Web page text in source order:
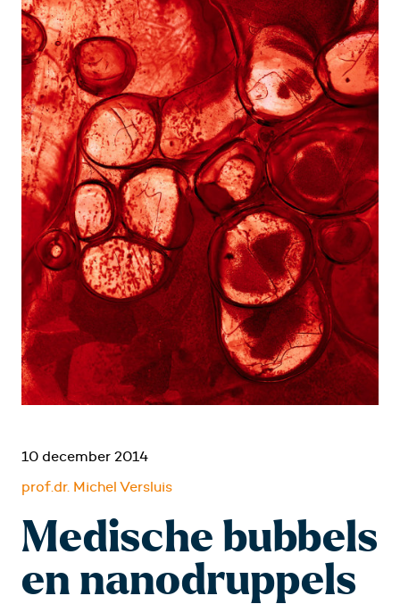
10 december 2014
prof.dr. Michel Versluis
Medische bubbels
en nanodruppels